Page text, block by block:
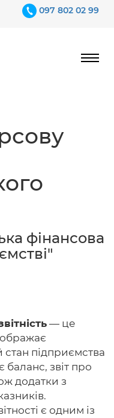
097 802 02 99
фінансова
— це
підприємства
баланс, звіт про
додатки з
є одним із
99